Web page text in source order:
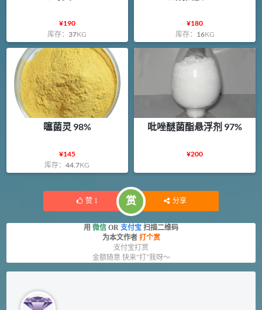
¥190
库存： 37KG
¥180
库存： 16KG
噻菌灵 98%
¥145
库存：44.7KG
吡唑醚菌酯悬浮剂 97%
¥200
赞 1 赏 分享
用 微信 OR 支付宝 扫描二维码
为本文作者 打个赏
支付宝打赏
金额随意 快来“打”我呀～